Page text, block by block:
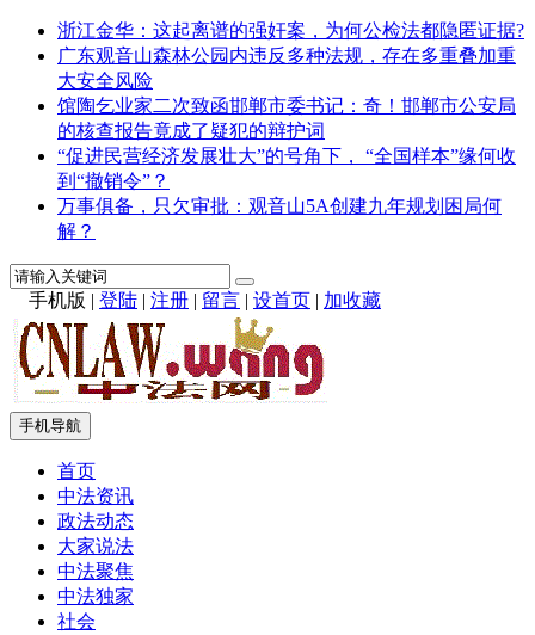
浙江金华：这起离谱的强奸案，为何公检法都隐匿证据?
广东观音山森林公园内违反多种法规，存在多重叠加重
大安全风险
馆陶乞业家二次致函邯郸市委书记：奇！邯郸市公安局
的核查报告竟成了疑犯的辩护词
“促进民营经济发展壮大”的号角下， “全国样本”缘何收
到“撤销令”？
万事俱备，只欠审批：观音山5A创建九年规划困局何
解？
手机版 | 登陆 | 注册 | 留言 | 设首页 | 加收藏
手机导航
首页
中法资讯
政法动态
大家说法
中法聚焦
中法独家
社会